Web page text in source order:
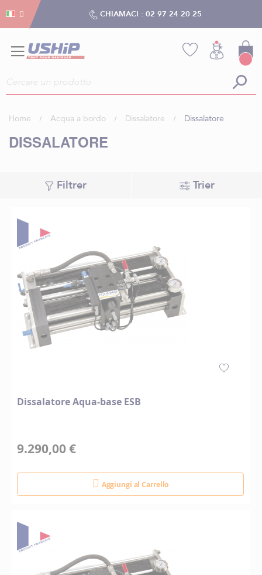
CHIAMACI : 02 97 24 20 25
Home Acqua a bordo Dissalatore Dissalatore
DISSALATORE
Filtrer Trier
Dissalatore Aqua-base ESB
9.290,00 €
Aggiungi al Carrello
Gestion dei cookies
Gestion dei cookies